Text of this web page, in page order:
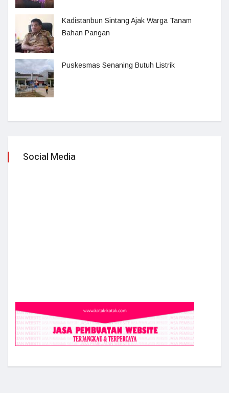
Kadistanbun Sintang Ajak Warga Tanam
Bahan Pangan
Puskesmas Senaning Butuh Listrik
Social Media